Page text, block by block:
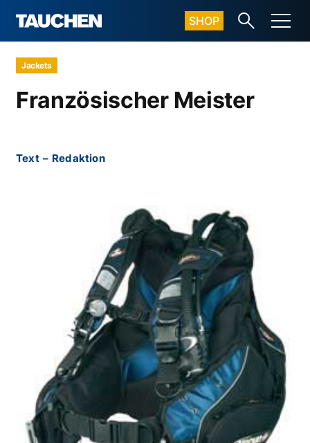
SHOP
Jackets
Französischer Meister
Text – Redaktion